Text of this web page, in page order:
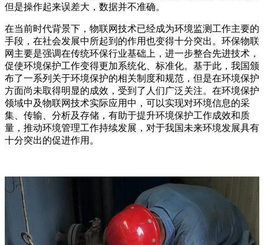
但是操作起来误差大，数据并不准确。
在当前时代背景下，物联网技术已经成为环境监测工作主要的
手段，在社会发展中所起到的作用也变得十分突出。环保物联
网主要是强调在传统环保行业基础上，进一步整合先进技术，
促使环境保护工作变得更加系统化、标准化。基于此，我国颁
布了一系列关于环境保护的相关制度和规范，但是在环境保护
方面尚未取得明显的成效，受到了人们广泛关注。在环境保护
领域中及物联网技术实际应用中，可以实现对环境信息的采
集、传输、分析及存储，有助于提升环境保护工作成效和质
量，推动环境管理工作持续发展，对于我国未来环境发展具有
十分突出的促进作用。